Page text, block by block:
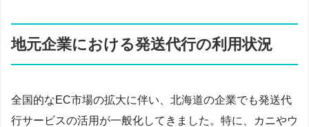
地元企業における発送代行の利用状況
全国的なEC市場の拡大に伴い、北海道の企業でも発送代
行サービスの活用が一般化してきました。特に、カニやウ